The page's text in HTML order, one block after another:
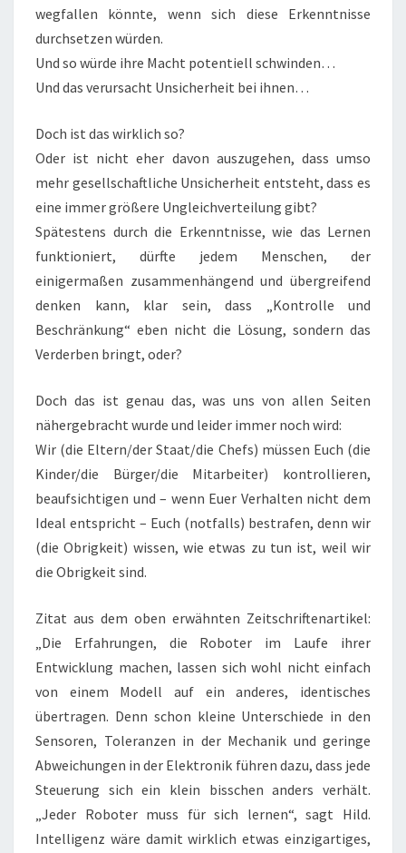
wegfallen könnte, wenn sich diese Erkenntnisse
durchsetzen würden.
Und so würde ihre Macht potentiell schwinden…
Und das verursacht Unsicherheit bei ihnen…
Doch ist das wirklich so?
Oder ist nicht eher davon auszugehen, dass umso
mehr gesellschaftliche Unsicherheit entsteht, dass es
eine immer größere Ungleichverteilung gibt?
Spätestens durch die Erkenntnisse, wie das Lernen
funktioniert, dürfte jedem Menschen, der
einigermaßen zusammenhängend und übergreifend
denken kann, klar sein, dass „Kontrolle und
Beschränkung“ eben nicht die Lösung, sondern das
Verderben bringt, oder?
Doch das ist genau das, was uns von allen Seiten
nähergebracht wurde und leider immer noch wird:
Wir (die Eltern/der Staat/die Chefs) müssen Euch (die
Kinder/die Bürger/die Mitarbeiter) kontrollieren,
beaufsichtigen und – wenn Euer Verhalten nicht dem
Ideal entspricht – Euch (notfalls) bestrafen, denn wir
(die Obrigkeit) wissen, wie etwas zu tun ist, weil wir
die Obrigkeit sind.
Zitat aus dem oben erwähnten Zeitschriftenartikel:
„Die Erfahrungen, die Roboter im Laufe ihrer
Entwicklung machen, lassen sich wohl nicht einfach
von einem Modell auf ein anderes, identisches
übertragen. Denn schon kleine Unterschiede in den
Sensoren, Toleranzen in der Mechanik und geringe
Abweichungen in der Elektronik führen dazu, dass jede
Steuerung sich ein klein bisschen anders verhält.
„Jeder Roboter muss für sich lernen“, sagt Hild.
Intelligenz wäre damit wirklich etwas einzigartiges,